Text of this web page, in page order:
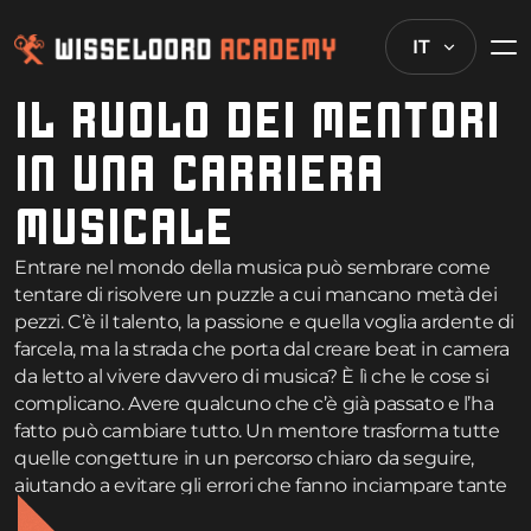
IT
IL RUOLO DEI MENTORI
IN UNA CARRIERA
MUSICALE
Entrare nel mondo della musica può sembrare come
tentare di risolvere un puzzle a cui mancano metà dei
pezzi. C’è il talento, la passione e quella voglia ardente di
farcela, ma la strada che porta dal creare beat in camera
da letto al vivere davvero di musica? È lì che le cose si
complicano. Avere qualcuno che c’è già passato e l’ha
fatto può cambiare tutto. Un mentore trasforma tutte
quelle congetture in un percorso chiaro da seguire,
aiutando a evitare gli errori che fanno inciampare tante
persone di talento. Che si tratti di imparare a produrre,